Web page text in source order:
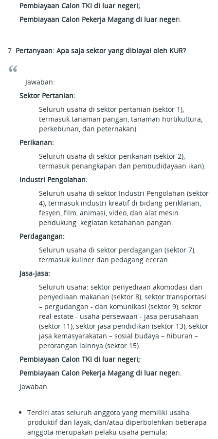
Pembiayaan Calon TKI di luar negeri;
Pembiayaan Calon Pekerja Magang di luar negeri.
7. Pertanyaan: Apa saja sektor yang dibiayai oleh KUR?
Jawaban:
Sektor Pertanian:
Seluruh usaha di sektor pertanian (sektor 1),
termasuk tanaman pangan, tanaman hortikultura,
perkebunan, dan peternakan).
Perikanan:
Seluruh usaha di sektor perikanan (sektor 2),
termasuk penangkapan dan pembudidayaan ikan).
Industri Pengolahan:
Seluruh usaha di sektor Industri Pengolahan (sektor
4), termasuk industri kreatif di bidang periklanan,
fesyen, film, animasi, video, dan alat mesin
pendukung kegiatan ketahanan pangan.
Perdagangan:
Seluruh usaha di sektor perdagangan (sektor 7),
termasuk kuliner dan pedagang eceran.
Jasa-Jasa:
Seluruh usaha: sektor penyediaan akomodasi dan
penyediaan makanan (sektor 8), sektor transportasi
– pergudangan - dan komunikasi (sektor 9), sektor
real estate - usaha persewaan - jasa perusahaan
(sektor 11), sektor jasa pendidikan (sektor 13), sektor
jasa kemasyarakatan – sosial budaya – hiburan –
perorangan lainnya (sektor 15).
Pembiayaan Calon TKI di luar negeri;
Pembiayaan Calon Pekerja Magang di luar negeri.
Jawaban:
Terdiri atas seluruh anggota yang memiliki usaha
produktif dan layak, dan/atau diperbolehkan beberapa
anggota merupakan pelaku usaha pemula;